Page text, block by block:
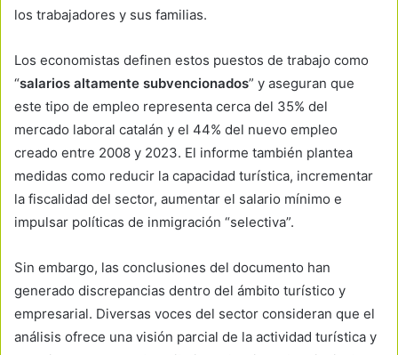
los trabajadores y sus familias.
Los economistas definen estos puestos de trabajo como
“salarios altamente subvencionados” y aseguran que
este tipo de empleo representa cerca del 35% del
mercado laboral catalán y el 44% del nuevo empleo
creado entre 2008 y 2023. El informe también plantea
medidas como reducir la capacidad turística, incrementar
la fiscalidad del sector, aumentar el salario mínimo e
impulsar políticas de inmigración “selectiva”.
Sin embargo, las conclusiones del documento han
generado discrepancias dentro del ámbito turístico y
empresarial. Diversas voces del sector consideran que el
análisis ofrece una visión parcial de la actividad turística y